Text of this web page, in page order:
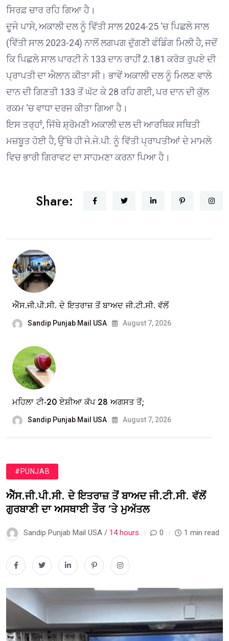
ਸਿਰਫ਼ ਚਾਰ ਰਹਿ ਗਿਆ ਹੈ।
ਦੂਜੇ ਪਾਸੇ, ਅਕਾਲੀ ਦਲ ਨੂੰ ਵਿੱਤੀ ਸਾਲ 2024-25 ‘ਚ ਪਿਛਲੇ ਸਾਲ
(ਵਿੱਤੀ ਸਾਲ 2023-24) ਨਾਲੋਂ ਲਗਪਗ ਦੁੱਗਣੀ ਫੰਡਿੰਗ ਮਿਲੀ ਹੈ, ਜਦੋਂ
ਕਿ ਪਿਛਲੇ ਸਾਲ ਪਾਰਟੀ ਨੇ 133 ਦਾਨ ਰਾਹੀਂ 2.181 ਕਰੋੜ ਰੁਪਏ ਦੀ
ਪ੍ਰਾਪਤੀ ਦਾ ਐਲਾਨ ਕੀਤਾ ਸੀ। ਭਾਵੇਂ ਅਕਾਲੀ ਦਲ ਨੂੰ ਮਿਲਣ ਵਾਲੇ
ਦਾਨ ਦੀ ਗਿਣਤੀ 133 ਤੋਂ ਘੱਟ ਕੇ 28 ਰਹਿ ਗਈ, ਪਰ ਦਾਨ ਦੀ ਕੁੱਲ
ਰਕਮ ‘ਚ ਵਾਧਾ ਦਰਜ ਕੀਤਾ ਗਿਆ ਹੈ।
ਇਸ ਤਰ੍ਹਾਂ, ਜਿੱਥੇ ਸ਼੍ਰੋਮਣੀ ਅਕਾਲੀ ਦਲ ਦੀ ਆਰਥਿਕ ਸਥਿਤੀ
ਮਜ਼ਬੂਤ ਹੋਈ ਹੈ, ਉੱਥੇ ਹੀ ਜੇ.ਜੇ.ਪੀ. ਨੂੰ ਵਿੱਤੀ ਪ੍ਰਾਪਤੀਆਂ ਦੇ ਮਾਮਲੇ
ਵਿਚ ਭਾਰੀ ਗਿਰਾਵਟ ਦਾ ਸਾਹਮਣਾ ਕਰਨਾ ਪਿਆ ਹੈ।
Share:
ਐੱਸ.ਜੀ.ਪੀ.ਸੀ. ਦੇ ਇਤਰਾਜ਼ ਤੋਂ ਬਾਅਦ ਜੀ.ਟੀ.ਸੀ. ਵੱਲੋਂ
Sandip Punjab Mail USA August 7, 2026
ਮਹਿਲਾ ਟੀ-20 ਏਸ਼ੀਆ ਕੱਪ 28 ਅਗਸਤ ਤੋਂ;
Sandip Punjab Mail USA August 7, 2026
#PUNJAB
ਐੱਸ.ਜੀ.ਪੀ.ਸੀ. ਦੇ ਇਤਰਾਜ਼ ਤੋਂ ਬਾਅਦ ਜੀ.ਟੀ.ਸੀ. ਵੱਲੋਂ
ਗੁਰਬਾਣੀ ਦਾ ਅਸਥਾਈ ਤੌਰ ‘ਤੇ ਮੁਅੱਤਲ
Sandip Punjab Mail USA / 14 hours 0 1 min read